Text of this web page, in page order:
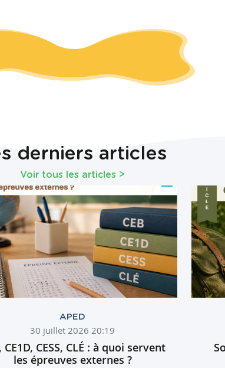
derniers articles
Voir tous les articles >
APED
30 juillet 2026 20:19
CE1D, CESS, CLÉ : à quoi servent
les épreuves externes ?